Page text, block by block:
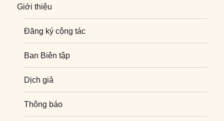
Giới thiệu
Đăng ký cộng tác
Ban Biên tập
Dịch giả
Thông báo